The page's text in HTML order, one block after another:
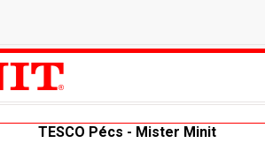
TESCO Pécs - Mister Minit